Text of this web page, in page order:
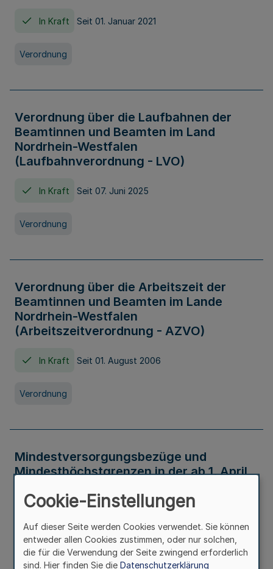
In Kraft Seit 01. Januar 2021
Verordnung
Verordnung über die Laufbahnen der
Beamtinnen und Beamten im Land
Nordrhein-Westfalen
(Laufbahnverordnung - LVO)
In Kraft Seit 07. Juni 2025
Verordnung
Verordnung über die Arbeitszeit der
Beamtinnen und Beamten im Lande
Nordrhein-Westfalen
(Arbeitszeitverordnung - AZVO)
In Kraft Seit 01. August 2006
Verordnung
Mindestversorgungsbezüge und
Mindesthöchstgrenzen in der ab 1. April
Verwaltungsvorschrift
Cookie-Einstellungen
Auf dieser Seite werden Cookies verwendet. Sie können
entweder allen Cookies zustimmen, oder nur solchen,
die für die Verwendung der Seite zwingend erforderlich
sind. Hier finden Sie die Datenschutzerklärung